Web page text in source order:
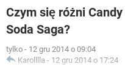
Czym się różni
Soda Saga?
tylko - 12 gru 2014 o 09:04
Karolllla - 12 gru 2014 o 17:24